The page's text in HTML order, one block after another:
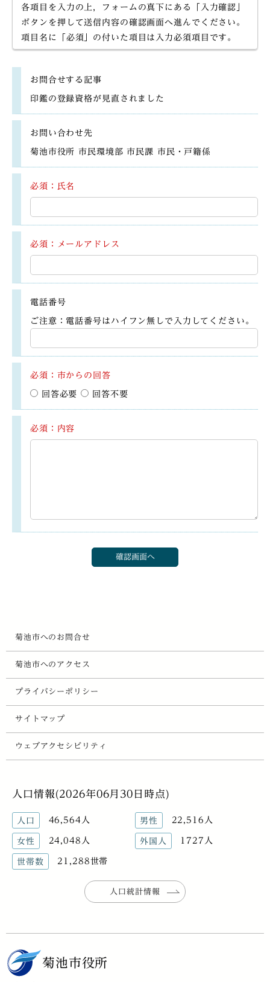
各項目を入力の上，フォームの真下にある「入力確認」
ボタンを押して送信内容の確認画面へ進んでください。
項目名に「必須」の付いた項目は入力必須項目です。
お問合せする記事
印鑑の登録資格が見直されました
お問い合わせ先
菊池市役所 市民環境部 市民課 市民・戸籍係
必須：氏名
必須：メールアドレス
電話番号
ご注意：電話番号はハイフン無しで入力してください。
必須：市からの回答
回答必要 回答不要
必須：内容
菊池市へのお問合せ
菊池市へのアクセス
プライバシーポリシー
サイトマップ
ウェブアクセシビリティ
人口情報(2026年06月30日時点)
人口 46,564人 男性 22,516人
女性 24,048人 外国人 1727人
世帯数 21,288世帯
人口統計情報
菊池市役所